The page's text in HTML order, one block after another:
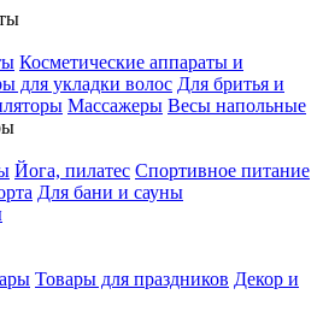
Косметические аппараты и
для укладки волос Для бритья и
Массажеры Весы напольные
Йога, пилатес Спортивное питание
Для бани и сауны
Товары для праздников Декор и